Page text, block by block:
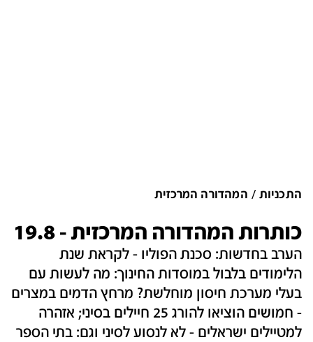
התכניות המהדורה המרכזית
כותרות המהדורה המרכזית - 19.8
הערב בחדשות: סכנת הפוליו - לקראת שנת
הלימודים בלבול במוסדות החינוך: מה לעשות עם
בעלי מערכת חיסון מוחלשת? מרחץ הדמים במצרים
- חמושים הוציאו להורג 25 חיילים בסיני; אזהרה
למטיילים ישראלים - לא לנסוע לסיני וגם: בתי הספר